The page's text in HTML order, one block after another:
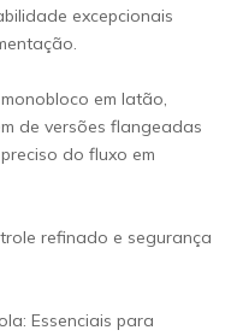
excepcionais
em latão,
de versões flangeadas
do fluxo em
refinado e segurança
Essenciais para